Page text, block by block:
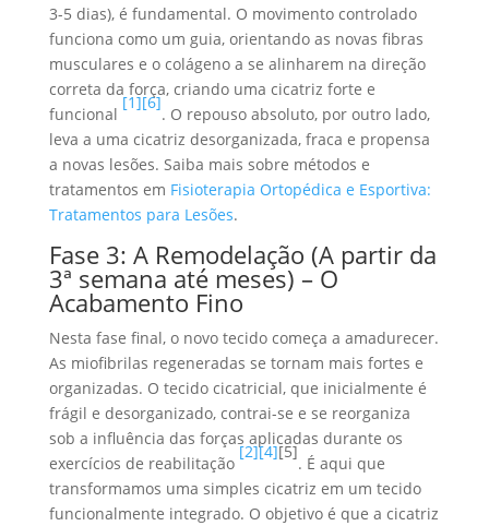
3-5 dias), é fundamental. O movimento controlado
funciona como um guia, orientando as novas fibras
musculares e o colágeno a se alinharem na direção
correta da força, criando uma cicatriz forte e
funcional
[1][6]
. O repouso absoluto, por outro lado,
leva a uma cicatriz desorganizada, fraca e propensa
a novas lesões. Saiba mais sobre métodos e
tratamentos em Fisioterapia Ortopédica e Esportiva:
Tratamentos para Lesões.
Fase 3: A Remodelação (A partir da
3ª semana até meses) – O
Acabamento Fino
Nesta fase final, o novo tecido começa a amadurecer.
As miofibrilas regeneradas se tornam mais fortes e
organizadas. O tecido cicatricial, que inicialmente é
frágil e desorganizado, contrai-se e se reorganiza
sob a influência das forças aplicadas durante os
exercícios de reabilitação
[2][4][5]
. É aqui que
transformamos uma simples cicatriz em um tecido
funcionalmente integrado. O objetivo é que a cicatriz